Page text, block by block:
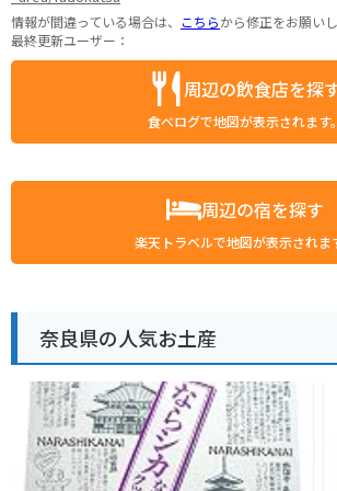
情報が間違っている場合は、 こちらから修正をお願いし
最終更新ユーザー：
周辺の飲食店を探
食べログで地図が表示されます。
周辺の宿を探す
楽天トラベルで地図が表示されま
奈良県の人気お土産